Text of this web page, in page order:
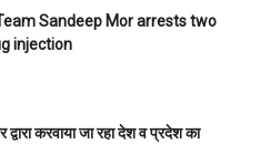
Sandeep Mor arrests two
injection
करवाया जा रहा देश व प्रदेश का